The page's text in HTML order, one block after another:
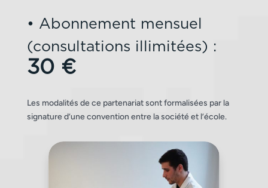
• Abonnement mensuel
(consultations illimitées) :
30 €
Les modalités de ce partenariat sont formalisées par la
signature d’une convention entre la société et l’école.